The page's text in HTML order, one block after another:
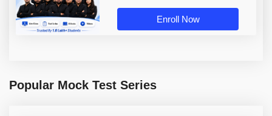
Enroll Now
Popular Mock Test Series